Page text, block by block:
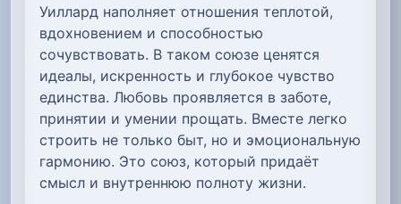
Уиллард наполняет отношения теплотой,
вдохновением и способностью
сочувствовать. В таком союзе ценятся
идеалы, искренность и глубокое чувство
единства. Любовь проявляется в заботе,
принятии и умении прощать. Вместе легко
строить не только быт, но и эмоциональную
гармонию. Это союз, который придаёт
смысл и внутреннюю полноту жизни.